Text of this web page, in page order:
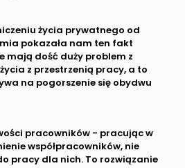
życia prywatnego od
pokazała nam ten fakt
mają dość duży problem z
z przestrzenią pracy, a to
na pogorszenie się obydwu
pracowników - pracując w
współpracowników, nie
pracy dla nich. To rozwiązanie